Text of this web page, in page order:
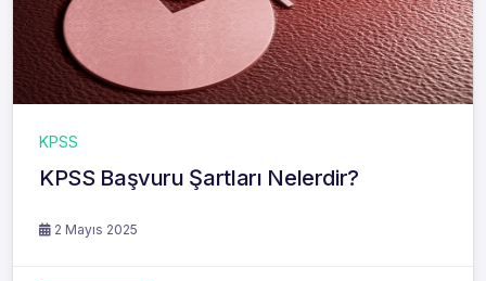
KPSS
KPSS Başvuru Şartları Nelerdir?
2 Mayıs 2025